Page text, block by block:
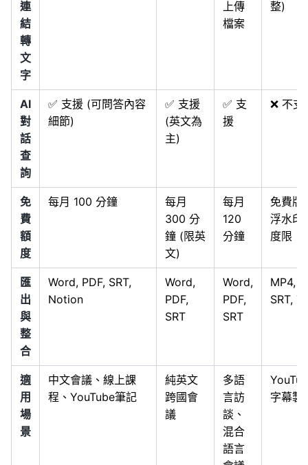
連
結
轉
文
字
上傳
檔案
整)
AI
對
話
查
詢
✅ 支援 (可問答內容
細節)
✅ 支援
(英文為
主)
✅ 支
援
❌ 不支
免
費
額
度
每月 100 分鐘
每月
300 分
鐘 (限英
文)
每月
120
分鐘
免費版
浮水印
度限
匯
出
與
整
合
Word, PDF, SRT,
Notion
Word,
PDF,
SRT
Word,
PDF,
SRT
MP4,
SRT,
適
用
場
景
中文會議、線上課
程、YouTube筆記
純英文
跨國會
議
多語
言訪
談、
混合
語言
字幕製